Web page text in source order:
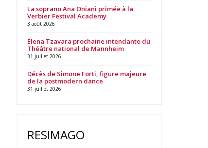
La soprano Ana Oniani primée à la
Verbier Festival Academy
3 août 2026
Elena Tzavara prochaine intendante du
Théâtre national de Mannheim
31 juillet 2026
Décès de Simone Forti, figure majeure
de la postmodern dance
31 juillet 2026
RESIMAGO